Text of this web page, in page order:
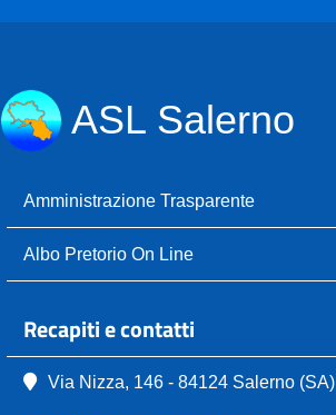
ASL Salerno
Amministrazione Trasparente
Albo Pretorio On Line
Recapiti e contatti
Via Nizza, 146 - 84124 Salerno (SA)